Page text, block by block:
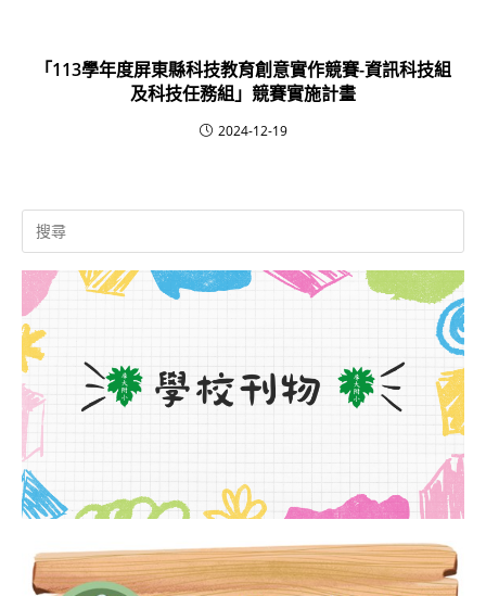
「113學年度屏東縣科技教育創意實作競賽-資訊科技組
及科技任務組」競賽實施計畫
2024-12-19
Search
for: